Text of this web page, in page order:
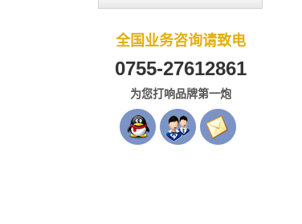
全国业务咨询请致电
0755-27612861
为您打响品牌第一炮